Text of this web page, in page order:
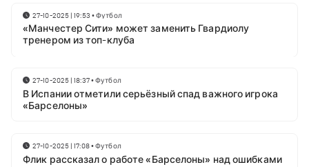
27-10-2025 | 19:53 •Футбол
«Манчестер Сити» может заменить Гвардиолу
тренером из топ-клуба
27-10-2025 | 18:37•Футбол
В Испании отметили серьёзный спад важного игрока
«Барселоны»
27-10-2025 | 17:08•Футбол
Флик рассказал о работе «Барселоны» над ошибками